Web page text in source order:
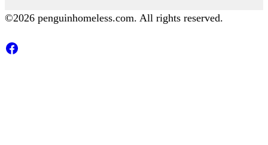
©2026 penguinhomeless.com. All rights reserved.